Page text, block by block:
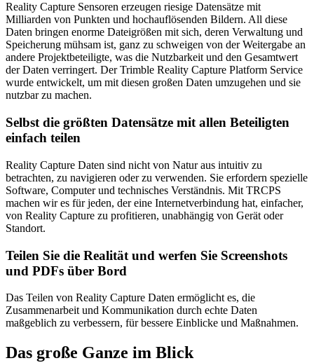
Reality Capture Sensoren erzeugen riesige Datensätze mit
Milliarden von Punkten und hochauflösenden Bildern. All diese
Daten bringen enorme Dateigrößen mit sich, deren Verwaltung und
Speicherung mühsam ist, ganz zu schweigen von der Weitergabe an
andere Projektbeteiligte, was die Nutzbarkeit und den Gesamtwert
der Daten verringert. Der Trimble Reality Capture Platform Service
wurde entwickelt, um mit diesen großen Daten umzugehen und sie
nutzbar zu machen.
Selbst die größten Datensätze mit allen Beteiligten
einfach teilen
Reality Capture Daten sind nicht von Natur aus intuitiv zu
betrachten, zu navigieren oder zu verwenden. Sie erfordern spezielle
Software, Computer und technisches Verständnis. Mit TRCPS
machen wir es für jeden, der eine Internetverbindung hat, einfacher,
von Reality Capture zu profitieren, unabhängig von Gerät oder
Standort.
Teilen Sie die Realität und werfen Sie Screenshots
und PDFs über Bord
Das Teilen von Reality Capture Daten ermöglicht es, die
Zusammenarbeit und Kommunikation durch echte Daten
maßgeblich zu verbessern, für bessere Einblicke und Maßnahmen.
Das große Ganze im Blick